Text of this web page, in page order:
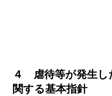
４ 虐待等が発生し
関する基本指針